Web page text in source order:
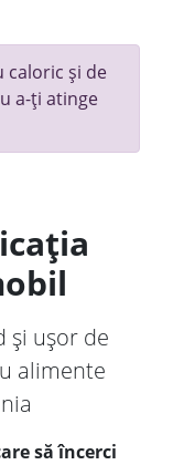
caloric și de
a-ți atinge
și ușor de
alimente
să încerci